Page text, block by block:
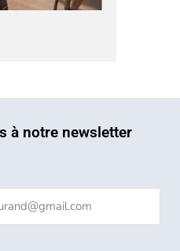
à notre newsletter